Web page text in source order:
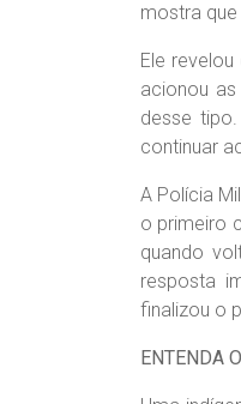
mostra
Ele
acionou
desse
continuar
A Polícia
o primeiro
quando
resposta
finalizou o
ENTENDA